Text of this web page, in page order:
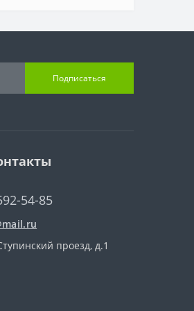
Подписаться
54-85
проезд, д.1